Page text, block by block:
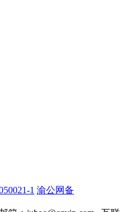
1 渝公网备